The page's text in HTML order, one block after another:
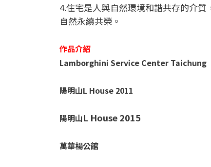
4.住宅是人與自然環境和諧共存的介
自然永續共榮。
作品介紹
Lamborghini Service Center Taichung
陽明山L House 2011
陽明山L House 2015
萬華楊公館